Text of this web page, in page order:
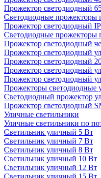
Прожектор светодиодный
Светодиодные прожекторы
Прожектор светодиодный
Светодиодные прожекторы
Прожектор светодиодный
Прожектор светодиодный
Прожектор светодиодный
Прожектор светодиодный
Прожектор светодиодный
Прожекторы светодиодные
Светодиодный прожектор
Прожектор светодиодный
Уличные светильники
Уличные светильники по
Светильник уличный 5 Вт
Светильник уличный 7 Вт
Светильник уличный 8 Вт
Светильник уличный 10 Вт
Светильник уличный 12 Вт
Светильник уличный 15 Вт